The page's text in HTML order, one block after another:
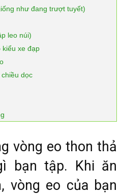
như đang trượt tuyết)
leo núi)
kiểu xe đạp
dọc
vòng eo thon thả
bạn tập. Khi ăn
vòng eo của bạn